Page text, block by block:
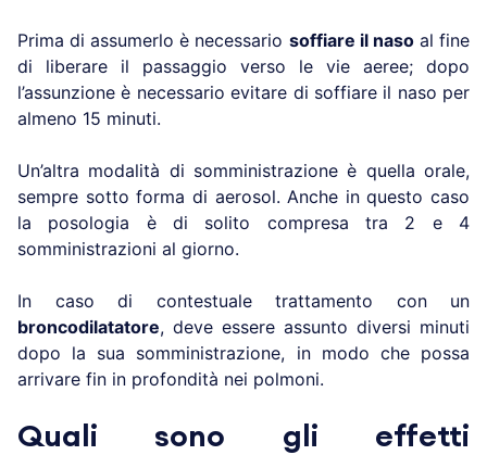
Prima di assumerlo è necessario soffiare il nasoal fine
di liberare il passaggio verso le vie aeree; dopo
l’assunzione è necessario evitare di soffiare il naso per
almeno 15 minuti.
Un’altra modalità di somministrazione è quella orale,
sempre sotto forma di aerosol. Anche in questo caso
la posologia è di solito compresa tra 2 e 4
somministrazioni al giorno.
In caso di contestuale trattamento con un
broncodilatatore, deve essere assunto diversi minuti
dopo la sua somministrazione, in modo che possa
arrivare fin in profondità nei polmoni.
Quali sono gli effetti